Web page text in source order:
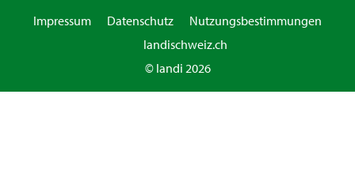
Impressum Datenschutz
Nutzungsbestimmungen
landischweiz.ch
© landi 2026